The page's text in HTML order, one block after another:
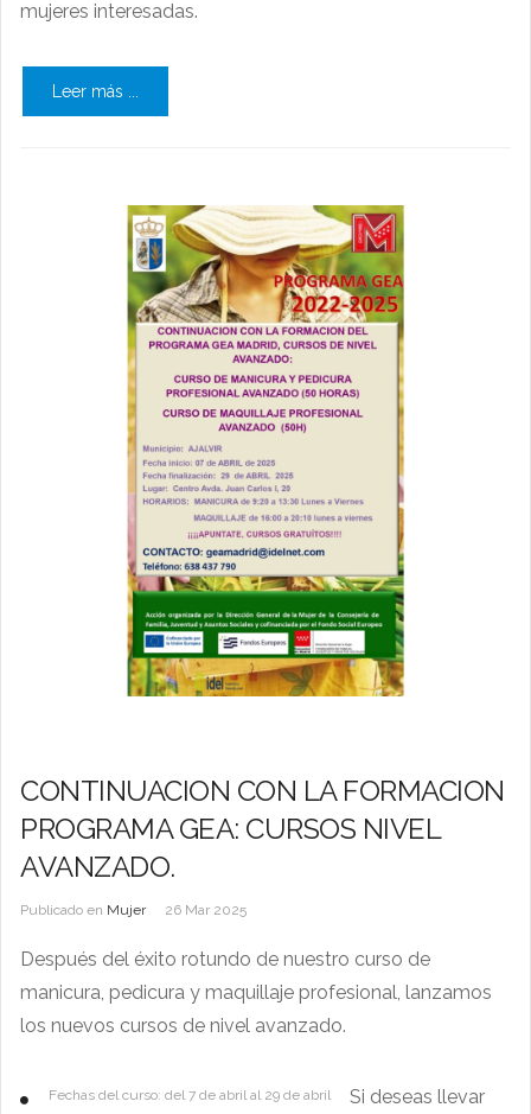
mujeres interesadas.
Leer más ...
CONTINUACION CON LA FORMACION
PROGRAMA GEA: CURSOS NIVEL
AVANZADO.
Publicado en Mujer 26 Mar 2025
Después del éxito rotundo de nuestro curso de
manicura, pedicura y maquillaje profesional, lanzamos
los nuevos cursos de nivel avanzado.
Fechas del curso: del 7 de abril al 29 de abril
Si deseas llevar